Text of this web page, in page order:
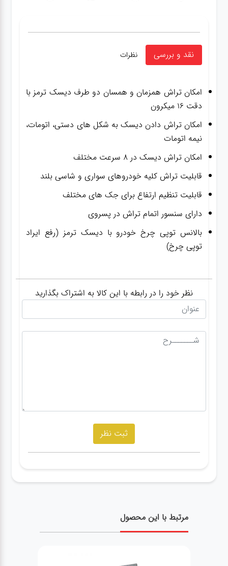
نقد و بررسی نظرات
امکان تراش همزمان و همسان دو طرف دیسک ترمز با
دقت ۱۶ میکرون
امکان تراش دادن دیسک به شکل های دستی، اتومات،
نیمه اتومات
امکان تراش دیسک در ۸ سرعت مختلف
قابلیت تراش کلیه خودروهای سواری و شاسی بلند
قابلیت تنظیم ارتفاع برای جک های مختلف
دارای سنسور اتمام تراش در پسروی
بالانس توپی چرخ خودرو با دیسک ترمز (رفع ایراد
توپی چرخ)
نظر خود را در رابطه با این کالا به اشتراک بگذارید
مرتبط با این محصول